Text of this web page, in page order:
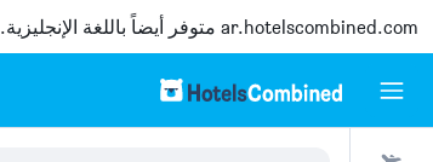
ar.hotelscombined.com متوفر أيضاً باللغة الإنجليزية.